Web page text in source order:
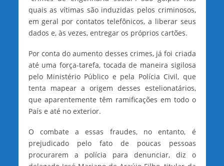
quais as vítimas são induzidas pelos criminosos,
em geral por contatos telefônicos, a liberar seus
dados e, às vezes, entregar os próprios cartões.
Por conta do aumento desses crimes, já foi criada
até uma força-tarefa, tocada de maneira sigilosa
pelo Ministério Público e pela Polícia Civil, que
tenta mapear a origem desses estelionatários,
que aparentemente têm ramificações em todo o
País e até no exterior.
O combate a essas fraudes, no entanto, é
prejudicado pelo fato de poucas pessoas
procurarem a polícia para denunciar, diz o